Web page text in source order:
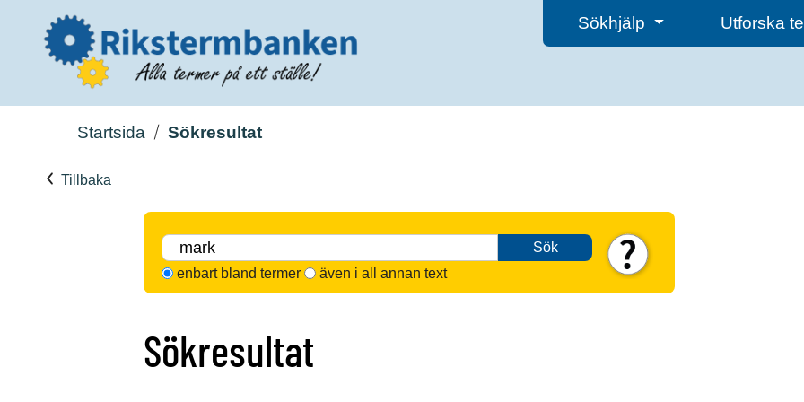
Sökhjälp Utforska
Startsida Sökresultat
Tillbaka
Sök
enbart bland termer
även i all annan text
Sökresultat